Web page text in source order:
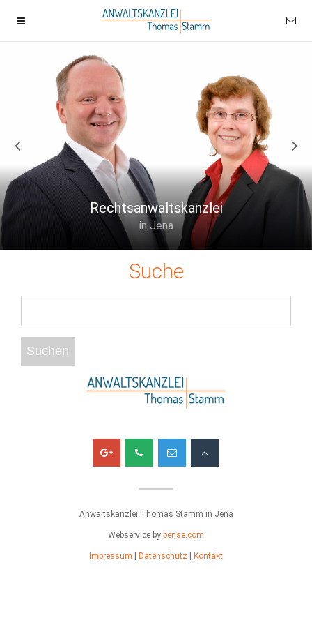
Rechtsanwaltskanzlei
in Jena
Suche
Anwaltskanzlei Thomas Stamm in Jena
Webservice by bense.com
Impressum | Datenschutz | Kontakt